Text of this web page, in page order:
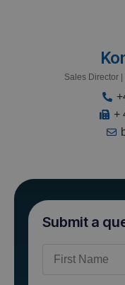
Sales Director
+
Submit a